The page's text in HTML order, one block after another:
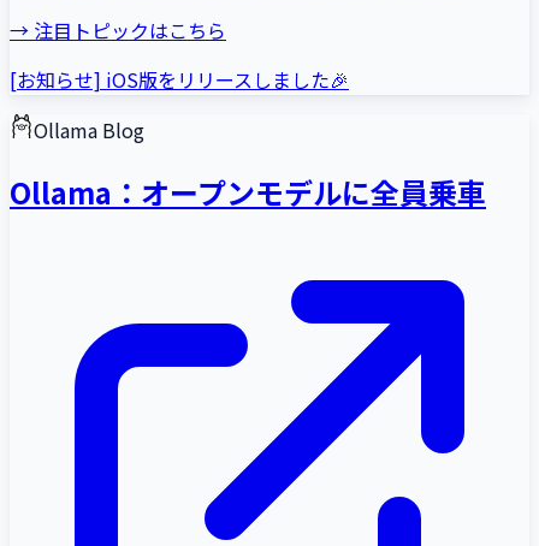
→ 注目トピックはこちら
[お知らせ] iOS版をリリースしました🎉
Ollama Blog
Ollama：オープンモデルに全員乗車